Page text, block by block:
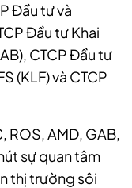
Đầu tư và
Đầu tư Khai
CTCP Đầu tư
(KLF) và CTCP
ROS, AMD, GAB,
sự quan tâm
thị trường sôi